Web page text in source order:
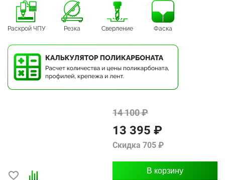
Раскрой ЧПУ Резка Сверление Фаска
14 100 ₽
13 395 ₽
Скидка 705 ₽
В корзину